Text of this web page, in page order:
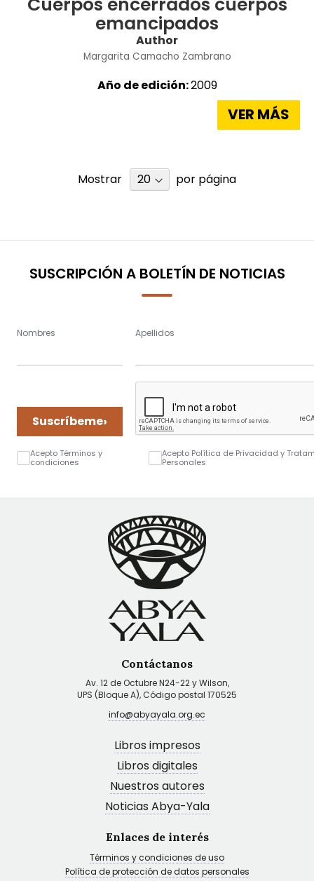
emancipados
Author
Margarita Camacho Zambrano
Año de edición:2009
VER MÁS
Mostrar por página
SUSCRIPCIÓN A BOLETÍN DE NOTICIAS
Nombres Apellidos
Suscríbeme›
Acepto Términos y
condiciones
Acepto Política de Privacidad y
Personales
Contáctanos
Av. 12 de Octubre N24-22 y Wilson,
UPS (Bloque A), Código postal 170525
info@abyayala.org.ec
Libros impresos
Libros digitales
Nuestros autores
Noticias Abya-Yala
Enlaces de interés
Términos y condiciones de uso
Política de protección de datos personales